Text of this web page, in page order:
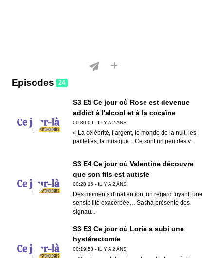
Episodes 24
S3 E5 Ce jour où Rose est devenue
addict à l'alcool et à la cocaïne
00:30:00 - IL Y A 2 ANS
« La célébrité, l’argent, le monde de la nuit, les
paillettes, la musique... Ce sont un peu des v...
S3 E4 Ce jour où Valentine découvre
que son fils est autiste
00:28:16 - IL Y A 2 ANS
Des moments d'inattention, un regard fuyant, une
sensibilité exacerbée… Sasha présente des
signau...
S3 E3 Ce jour où Lorie a subi une
hystérectomie
00:19:58 - IL Y A 2 ANS